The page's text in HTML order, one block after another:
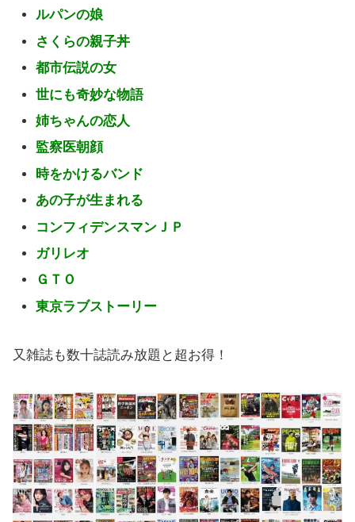
ルパンの娘
さくらの親子丼
都市伝説の女
世にも奇妙な物語
姉ちゃんの恋人
監察医朝顔
時をかけるバンド
あの子が生まれる
コンフィデンスマンＪＰ
ガリレオ
ＧＴＯ
東京ラブストーリー
又雑誌も数十誌読み放題と超お得！